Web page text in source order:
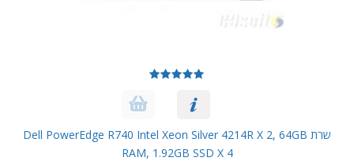
שרת Dell PowerEdge R740 Intel Xeon Silver 4214R X 2, 64GB
RAM, 1.92GB SSD X 4